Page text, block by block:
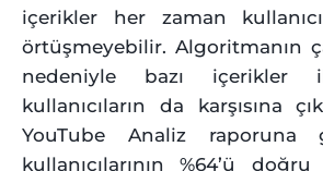
içerikler her zaman
örtüşmeyebilir. Algoritmanın
nedeniyle bazı içerikler
kullanıcıların da karşısına
YouTube Analiz raporuna
kullanıcılarının %64’ü